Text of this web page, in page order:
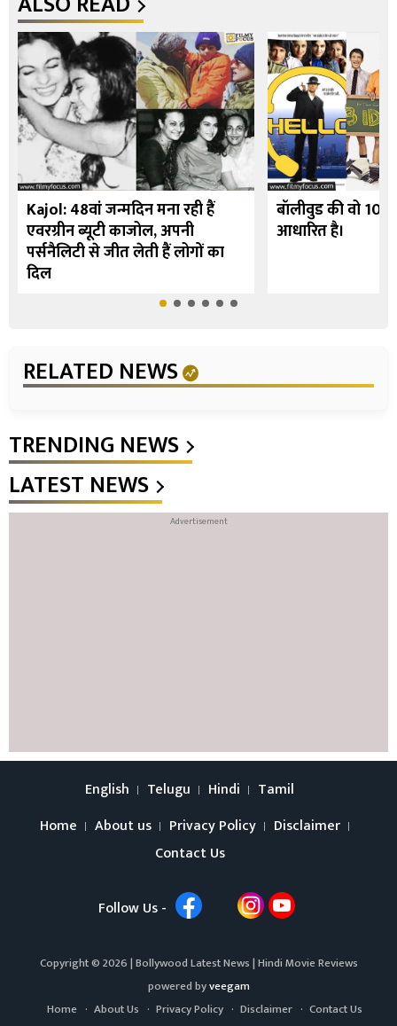
Kajol: 48वां जन्मदिन मना रही हैं
एवरग्रीन ब्यूटी काजोल, अपनी
पर्सनैलिटी से जीत लेती हैं लोगों का
दिल
बॉलीवुड की वो 10
आधारित है।
RELATED NEWS
TRENDING NEWS
LATEST NEWS
English Telugu Hindi
Tamil
Home
About us Privacy Policy
Disclaimer
Contact Us
Follow Us -
Copyright © 2026 |Bollywood Latest News|Hindi Movie Reviews
powered byveegam
Home
About Us Privacy Policy Disclaimer Contact Us